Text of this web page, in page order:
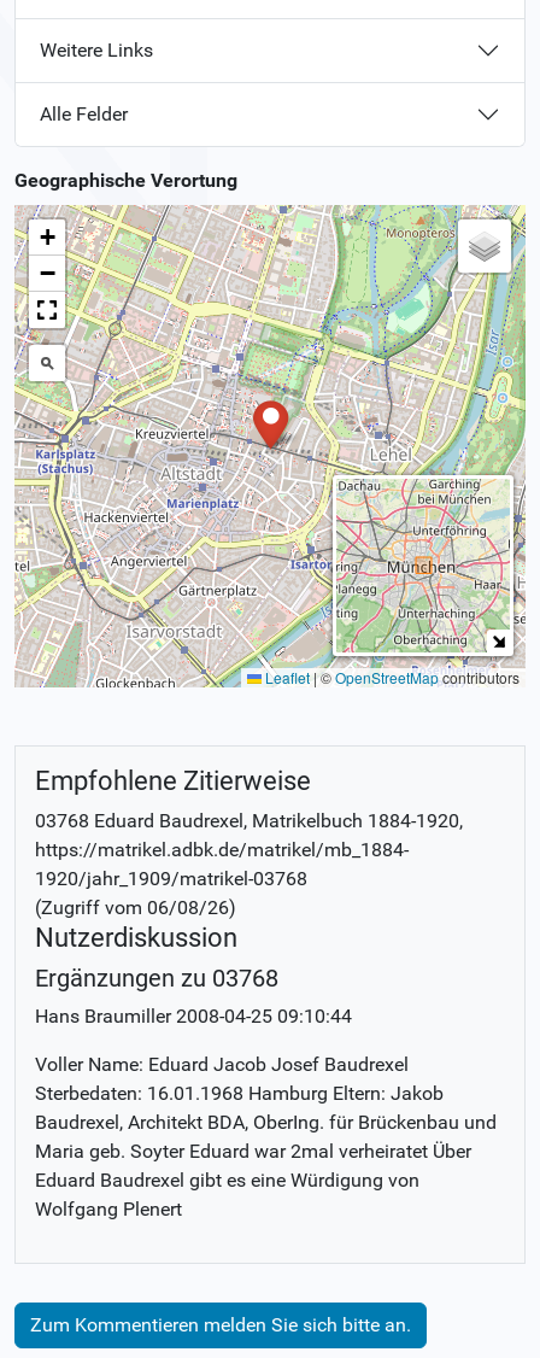
Weitere Links
Alle Felder
Geographische Verortung
+
−
Leaflet|©OpenStreetMapcontributors
Empfohlene Zitierweise
03768 Eduard Baudrexel, Matrikelbuch 1884-1920,
https://matrikel.adbk.de/matrikel/mb_1884-
1920/jahr_1909/matrikel-03768
(Zugriff vom 06/08/26)
Nutzerdiskussion
Ergänzungen zu 03768
Hans Braumiller 2008-04-25 09:10:44
Voller Name: Eduard Jacob Josef Baudrexel
Sterbedaten: 16.01.1968 Hamburg Eltern: Jakob
Baudrexel, Architekt BDA, OberIng. für Brückenbau und
Maria geb. Soyter Eduard war 2mal verheiratet Über
Eduard Baudrexel gibt es eine Würdigung von
Wolfgang Plenert
Zum Kommentieren melden Sie sich bitte an.